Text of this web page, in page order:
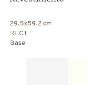
29.5x59.2 cm
RECT
Base